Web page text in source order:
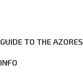
GUIDE TO THE AZORES
INFO